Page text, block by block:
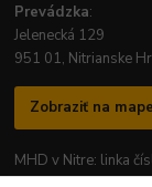
Prevádzka:
Jelenecká 129
951 01, Nitrianske
Zobraziť na mape
MHD v Nitre: linka